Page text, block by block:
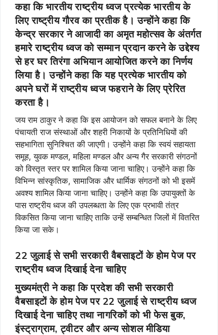
कहा कि भारतीय राष्ट्रीय ध्वज प्रत्येक भारतीय के
लिए राष्ट्रीय गौरव का प्रतीक है। उन्होंने कहा कि
केन्द्र सरकार ने आजादी का अमृत महोत्सव के अंतर्गत
हमारे राष्ट्रीय ध्वज को सम्मान प्रदान करने के उद्देश्य
से हर घर तिरंगा अभियान आयोजित करने का निर्णय
लिया है। उन्होंने कहा कि यह प्रत्येक भारतीय को
अपने घरों में राष्ट्रीय ध्वज फहराने के लिए प्रेरित
करता है।
जय राम ठाकुर ने कहा कि इस आयोजन को सफल बनाने के लिए
पंचायती राज संस्थाओं और शहरी निकायों के प्रतिनिधियों की
सहभागिता सुनिश्चित की जाएगी। उन्होंने कहा कि स्वयं सहायता
समूह, युवक मण्डल, महिला मण्डल और अन्य गैर सरकारी संगठनों
को विस्तृत स्तर पर शामिल किया जाना चाहिए। उन्होंने कहा कि
विभिन्न सांस्कृतिक, सामाजिक और धार्मिक संगठनों को भी इसमें
अवश्य शामिल किया जाना चाहिए। उन्होंने कहा कि उपायुक्तों के
पास राष्ट्रीय ध्वज की उपलब्धता के लिए एक प्रभावी तंत्र
विकसित किया जाना चाहिए ताकि उन्हें सम्बन्धित जिलों में वितरित
किया जा सके।
22 जुलाई से सभी सरकारी वैबसाइटों के होम पेज पर
राष्ट्रीय ध्वज दिखाई देना चाहिए
मुख्यमंत्री ने कहा कि प्रदेश की सभी सरकारी
वैबसाइटों के होम पेज पर 22 जुलाई से राष्ट्रीय ध्वज
दिखाई देना चाहिए तथा नागरिकों को भी फेस बुक,
इंस्ट्राग्राम, ट्वीटर और अन्य सोशल मीडिया